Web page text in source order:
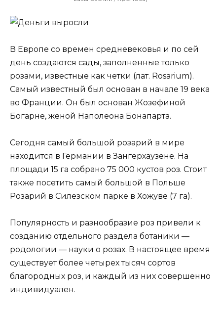
В Европе со времен средневековья и по сей
день создаются сады, заполненные только
розами, известные как четки (лат. Rosarium).
Самый известный был основан в начале 19 века
во Франции. Он был основан Жозефиной
Богарне, женой Наполеона Бонапарта.
Сегодня самый большой розарий в мире
находится в Германии в Зангерхаузене. На
площади 15 га собрано 75 000 кустов роз. Стоит
также посетить самый большой в Польше
Розарий в Силезском парке в Хожуве (7 га).
Популярность и разнообразие роз привели к
созданию отдельного раздела ботаники —
родологии — науки о розах. В настоящее время
существует более четырех тысяч сортов
благородных роз, и каждый из них совершенно
индивидуален.